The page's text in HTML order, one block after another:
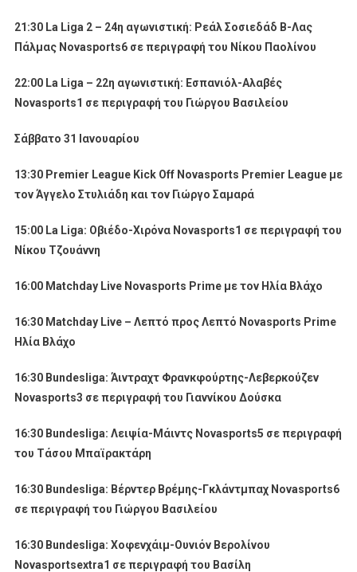
21:30 La Liga 2 – 24η αγωνιστική: Ρεάλ Σοσιεδάδ Β-Λας
Πάλμας Novasports6 σε περιγραφή του Νίκου Παολίνου
22:00 La Liga – 22η αγωνιστική: Εσπανιόλ-Αλαβές
Novasports1 σε περιγραφή του Γιώργου Βασιλείου
Σάββατο 31 Ιανουαρίου
13:30 Premier League Kick Off Novasports Premier Leagueμε
τον Άγγελο Στυλιάδη και τον Γιώργο Σαμαρά
15:00 La Liga: Οβιέδο-Χιρόνα Novasports1 σε περιγραφή του
Νίκου Τζουάννη
16:00 Matchday Live Novasports Prime μετον Ηλία Βλάχο
16:30 Matchday Live – Λεπτό προςΛεπτό Novasports Prime
Ηλία Βλάχο
16:30 Bundesliga: Άιντραχτ Φρανκφούρτης-Λεβερκούζεν
Novasports3 σε περιγραφή του Γιαννίκου Δούσκα
16:30 Bundesliga: Λειψία-Μάιντς Novasports5 σε περιγραφή
του Τάσου Μπαϊρακτάρη
16:30 Bundesliga: Βέρντερ Βρέμης-Γκλάντμπαχ Novasports6
σε περιγραφή του Γιώργου Βασιλείου
16:30 Bundesliga: Χοφενχάιμ-Ουνιόν Βερολίνου
Novasportsextra1 σε περιγραφή του Βασίλη